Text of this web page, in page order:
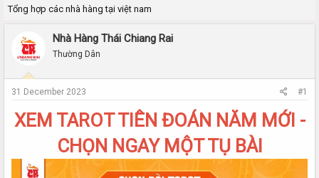
d
a
r
d
t
e
Tổng hợp các nhà hàng tại việt nam
Nhà Hàng Thái Chiang Rai
Thường Dân
31 December 2023 #1
XEM TAROT TIÊN ĐOÁN NĂM MỚI -
CHỌN NGAY MỘT TỤ BÀI